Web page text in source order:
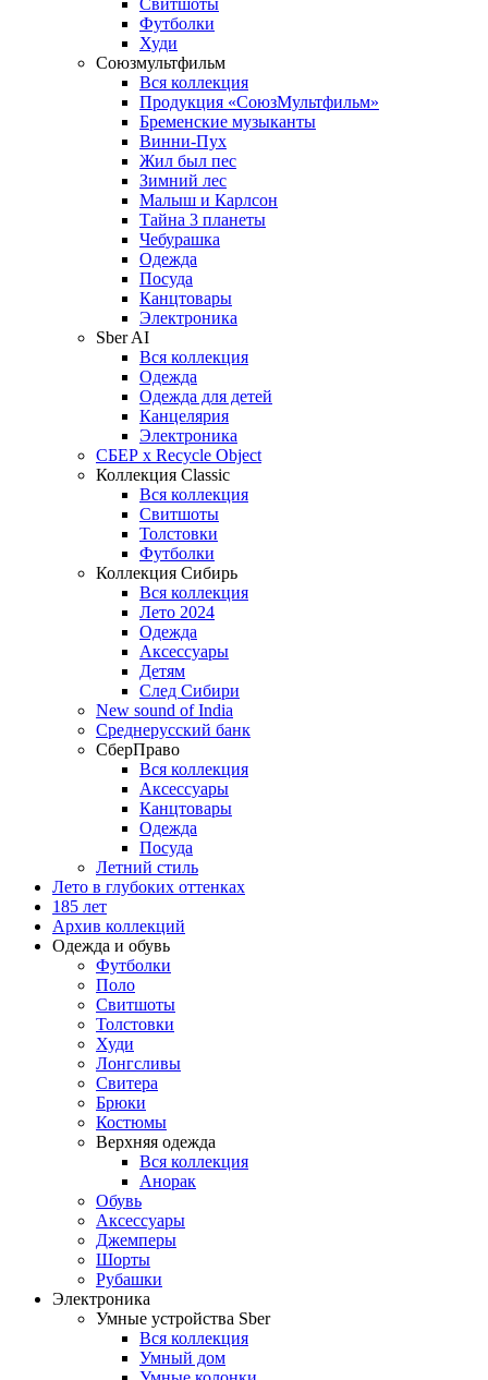
Свитшоты
Футболки
Худи
Союзмультфильм
Вся коллекция
Продукция «СоюзМультфильм»
Бременские музыканты
Винни-Пух
Жил был пес
Зимний лес
Малыш и Карлсон
Тайна 3 планеты
Чебурашка
Одежда
Посуда
Канцтовары
Электроника
Sber AI
Вся коллекция
Одежда
Одежда для детей
Канцелярия
Электроника
СБЕР x Recycle Object
Коллекция Classic
Вся коллекция
Свитшоты
Толстовки
Футболки
Коллекция Сибирь
Вся коллекция
Лето 2024
Одежда
Аксессуары
Детям
След Сибири
New sound of India
Среднерусский банк
СберПраво
Вся коллекция
Аксессуары
Канцтовары
Одежда
Посуда
Летний стиль
Лето в глубоких оттенках
185 лет
Архив коллекций
Одежда и обувь
Футболки
Поло
Свитшоты
Толстовки
Худи
Лонгсливы
Свитера
Брюки
Костюмы
Верхняя одежда
Вся коллекция
Анорак
Обувь
Аксессуары
Джемперы
Шорты
Рубашки
Электроника
Умные устройства Sber
Вся коллекция
Умный дом